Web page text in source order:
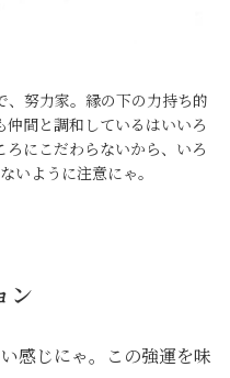
努力家。縁の下の力持ち的
間と調和しているはいいろ
にこだわらないから、いろ
いように注意にゃ。
ン
感じにゃ。この強運を味